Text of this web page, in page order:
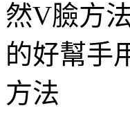
然V臉方
的好幫手
方法